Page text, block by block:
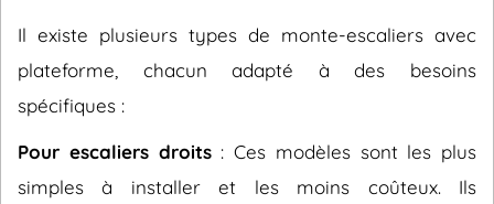
Il existe plusieurs types de monte-escaliers avec
plateforme, chacun adapté à des besoins
spécifiques :
Pour escaliers droits: Ces modèles sont les plus
simples à installer et les moins coûteux. Ils